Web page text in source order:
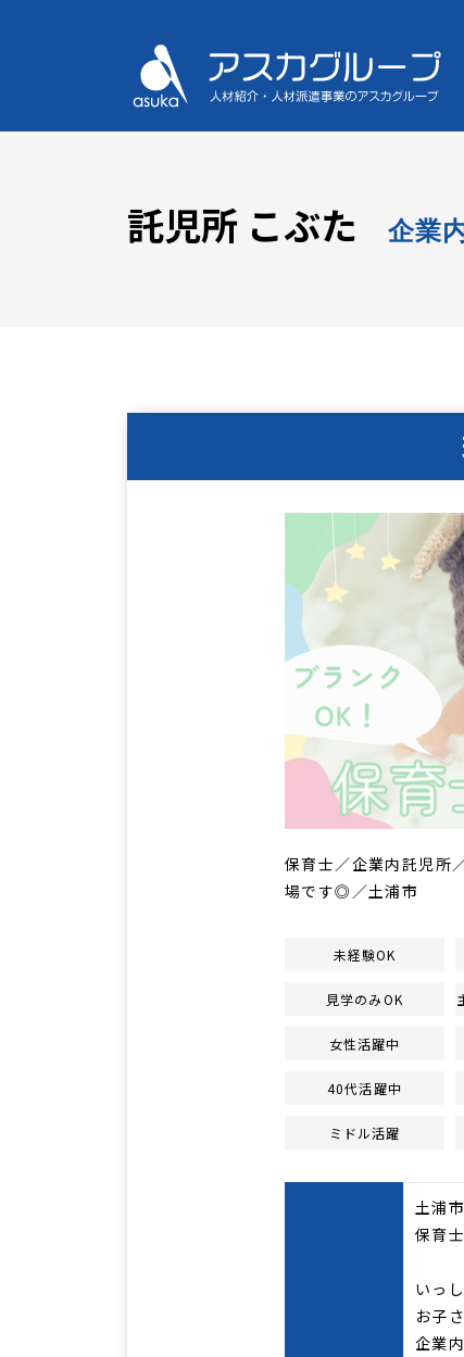
託児所 こぶた 企業
保育士／企業内託児所
場です◎／土浦市
未経験OK
見学のみOK
女性活躍中
40代活躍中
ミドル活躍
土浦
保育
いっ
お子
企業